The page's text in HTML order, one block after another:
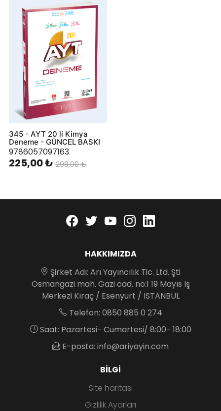
345 - AYT 20 li Kimya
Deneme - GÜNCEL BASKI
9786057097163
225,00 ₺ 299,00 ₺
Facebook
twitteryoutubeinstagram
HAKKIMIZDA
Şirket Adı: Arı Yayıncılık Tic. Ltd. Şti
Osmangazi mah. Gazi cad. no:1 19 Mayıs İş
Merkezi Kıraç / Esenyurt / İSTANBUL
Telefon: 0850 885 0 274
Saat: Pazartesi- Cumartesi/ 8:00- 18:00
E-posta: info@ariyayin.com
BILGI
Site haritası
Gizlilik Ayarları